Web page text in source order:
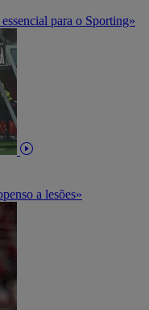
para o Sporting»
a lesões»